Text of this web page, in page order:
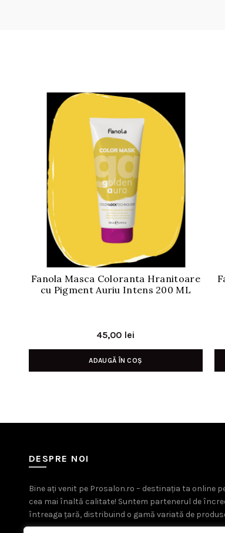
Fanola Masca Coloranta Hranitoare
cu Pigment Auriu Intens 200 ML
45,00 lei
ADAUGĂ ÎN COȘ
DESPRE NOI
Bine ați venit pe Prosalon.ro – destinația ta online
cea mai înaltă calitate! Suntem partenerul de
întreaga țară, distribuind o gamă variată de